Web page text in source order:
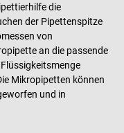
die
der Pipettenspitze
von
an die passende
Mikropipetten können
und in